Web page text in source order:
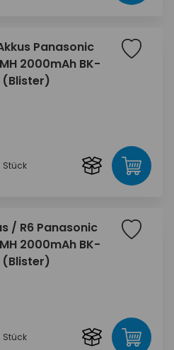
Panasonic
2000mAh BK-
(Blister)
Stück
/ R6 Panasonic
2000mAh BK-
(Blister)
Stück